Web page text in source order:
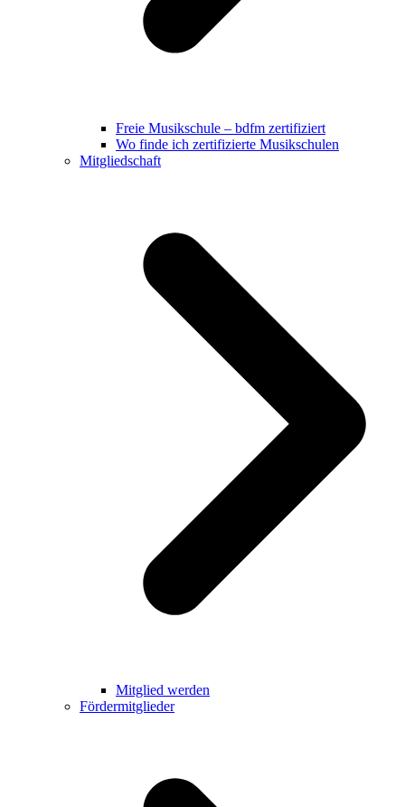
Freie Musikschule – bdfm zertifiziert
Wo finde ich zertifizierte Musikschulen
Mitgliedschaft
Mitglied werden
Fördermitglieder